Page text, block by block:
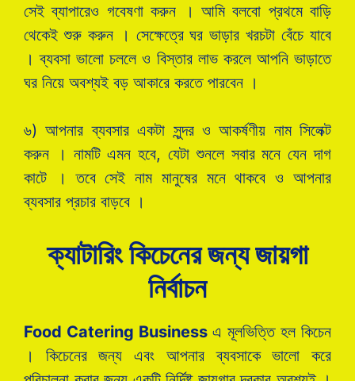
সেই ব্যাপারেও গবেষণা করুন । আমি বলবো প্রথমে বাড়ি
থেকেই শুরু করুন । সেক্ষেত্রে ঘর ভাড়ার খরচটা বেঁচে যাবে
। ব্যবসা ভালো চললে ও বিস্তার লাভ করলে আপনি ভাড়াতে
ঘর নিয়ে অবশ্যই বড় আকারে করতে পারবেন ।
৬) আপনার ব্যবসার একটা সুন্দর ও আকর্ষণীয় নাম সিলেক্ট
করুন । নামটি এমন হবে, যেটা শুনলে সবার মনে যেন দাগ
কাটে । তবে সেই নাম মানুষের মনে থাকবে ও আপনার
ব্যবসার প্রচার বাড়বে ।
ক্যাটারিং কিচেনের জন্য জায়গা
নির্বাচন
Food Catering Business এ মূলভিত্তি হল কিচেন
। কিচেনের জন্য এবং আপনার ব্যবসাকে ভালো করে